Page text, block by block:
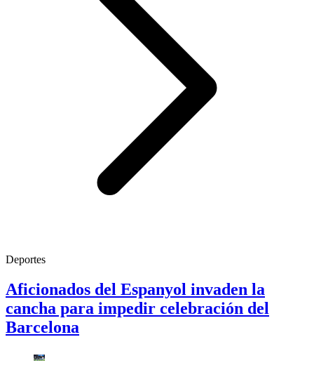
Deportes
Aficionados del Espanyol invaden la
cancha para impedir celebración del
Barcelona